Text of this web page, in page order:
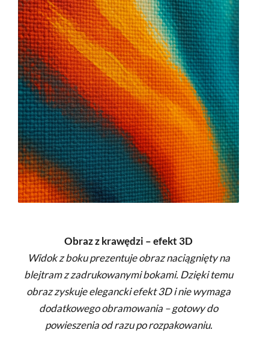
Obraz z krawędzi – efekt 3D
Widok z boku prezentuje obraz naciągnięty na
blejtram z zadrukowanymi bokami. Dzięki temu
obraz zyskuje elegancki efekt 3D i nie wymaga
dodatkowego obramowania – gotowy do
powieszenia od razu po rozpakowaniu.